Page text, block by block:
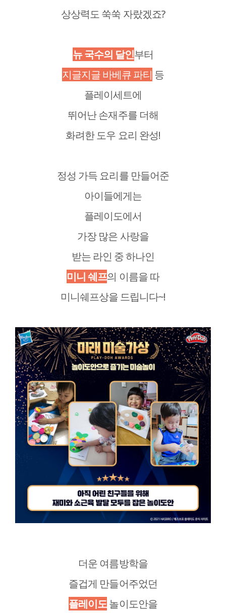
상상력도 쑥쑥 자랐겠죠?
뉴 국수의 달인부터
지글지글 바베큐 파티 등
플레이세트에
뛰어난 손재주를 더해
화려한 도우 요리 완성!
정성 가득 요리를 만들어준
아이들에게는
플레이도에서
가장 많은 사랑을
받는 라인 중 하나인
미니 쉐프의 이름을 따
미니쉐프상을 드립니다~!
더운 여름방학을
즐겁게 만들어주었던
플레이도놀이도안을